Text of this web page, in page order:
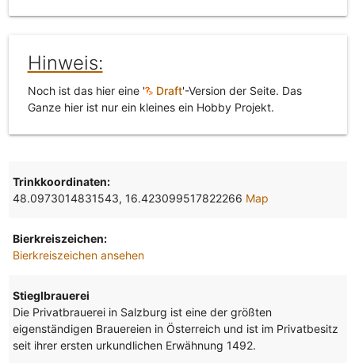
Hinweis:
Noch ist das hier eine ' Draft'-Version der Seite. Das
Ganze hier ist nur ein kleines ein Hobby Projekt.
Trinkkoordinaten:
48.0973014831543, 16.423099517822266 Map
Bierkreiszeichen:
Bierkreiszeichen ansehen
Stieglbrauerei
Die Privatbrauerei in Salzburg ist eine der größten
eigenständigen Brauereien in Österreich und ist im Privatbesitz
seit ihrer ersten urkundlichen Erwähnung 1492.